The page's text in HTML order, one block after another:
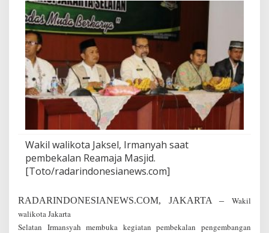
e
n
g
e
m
b
a
n
g
a
n
M
n
a
t
n
a
Wakil walikota Jaksel, Irmanyah saat
pembekalan Reamaja Masjid.
[Toto/radarindonesianews.com]
RADARINDONESIANEWS.COM, JAKARTA – Wakil
walikota Jakarta
Selatan Irmansyah membuka kegiatan pembekalan pengembangan